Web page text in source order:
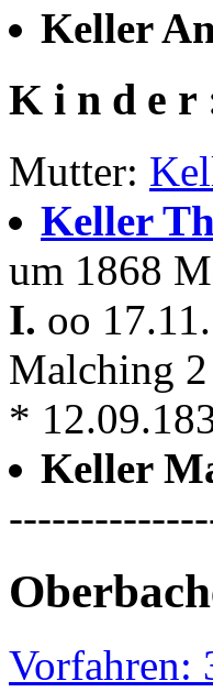
Keller
K i n d e r
Mutter:
Keller
um 1868
I. oo
Malching
*
Keller
Vorfahren: